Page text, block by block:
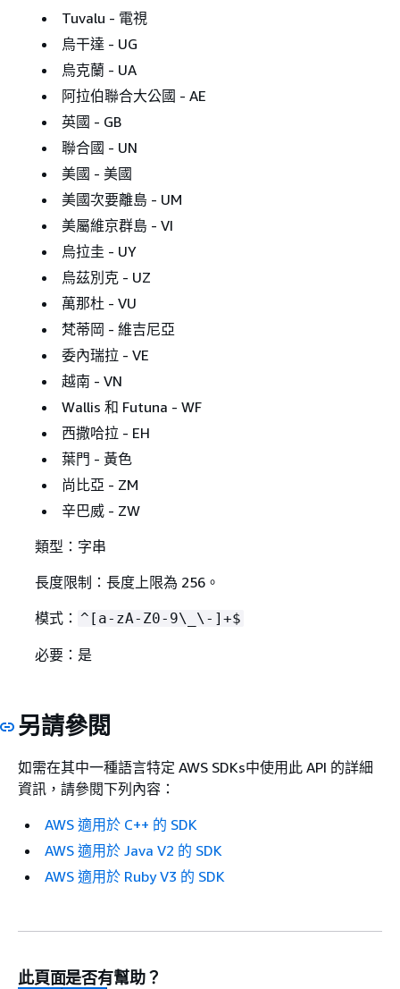
Tuvalu - 電視
烏干達 - UG
烏克蘭 - UA
阿拉伯聯合大公國 - AE
英國 - GB
聯合國 - UN
美國 - 美國
美國次要離島 - UM
美屬維京群島 - VI
烏拉圭 - UY
烏茲別克 - UZ
萬那杜 - VU
梵蒂岡 - 維吉尼亞
委內瑞拉 - VE
越南 - VN
Wallis 和 Futuna - WF
西撒哈拉 - EH
葉門 - 黃色
尚比亞 - ZM
辛巴威 - ZW
類型：字串
長度限制：長度上限為 256。
模式： ^[a-zA-Z0-9\_\-]+$
必要：是
另請參閱
如需在其中一種語言特定 AWS SDKs中使用此 API 的詳細
資訊，請參閱下列內容：
AWS 適用於 C++ 的 SDK
AWS 適用於 Java V2 的 SDK
AWS 適用於 Ruby V3 的 SDK
此頁面是否有幫助？